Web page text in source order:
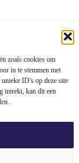
zoals cookies om
in te stemmen met
ID's op deze site
intrekt, kan dit een